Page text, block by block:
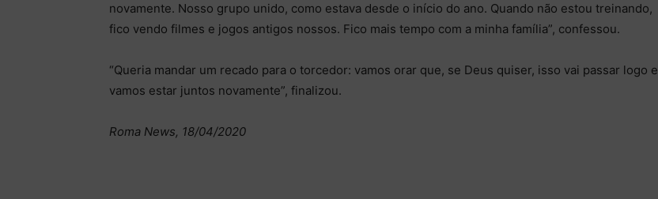
novamente. Nosso grupo unido, como estava desde o início do ano. Quando não estou treinando,
fico vendo filmes e jogos antigos nossos. Fico mais tempo com a minha família”, confessou.
“Queria mandar um recado para o torcedor: vamos orar que, se Deus quiser, isso vai passar logo e
vamos estar juntos novamente”, finalizou.
Roma News, 18/04/2020